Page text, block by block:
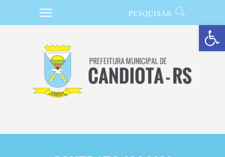
Barra de Ferramentas Aberta